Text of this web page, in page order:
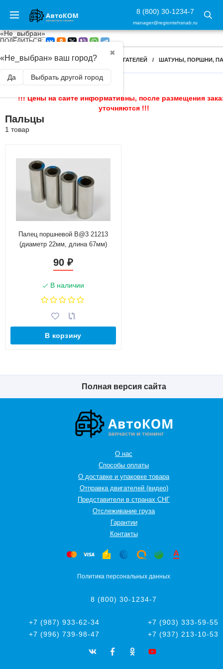
8 (800) 30-1234-7
manager@regiontehsnab.ru
«Не_выбран»
✖
«Не_выбран» ваш город?
Да Выбрать другой город
ПОДЕЛИТЬСЯ:
ГЛАВНАЯ / КОМПЛЕКТУЮЩИЕ ДЛЯ ДВИГАТЕЛЕЙ / ШАТУНЫ, ПОРШНИ,
!!! Цены на сайте информативны, после размещения
уточняются !!!
Пальцы
1 товар
Палец поршневой B@3 21213
(диаметр 22мм, длина 67мм)
90 ₽
В наличии
В корзину
Полная версия сайта
О нас
Способы оплаты
О доставке и упаковке товара
Отправка двигателей (видео)
Представители в странах СНГ
Oтслеживание груза
Гарантии
Контакты
Политика персональных данных
8 (800) 30-1234-7
+7 (987) 933-62-34
+7 (903) 333-59-55
+7 (996) 739-98-47
+7 (937) 213-10-53